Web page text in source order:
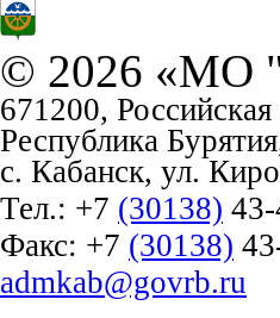
© 2026 «МО
671200,
Республика
с. Кабанск, ул.
Тел.: +7 (30138)
Факс: +7 (30138)
admkab@govrb.ru